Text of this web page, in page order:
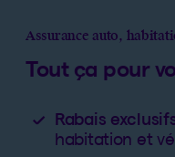
Assurance auto,
Tout ça pour
Rabais
habitation et